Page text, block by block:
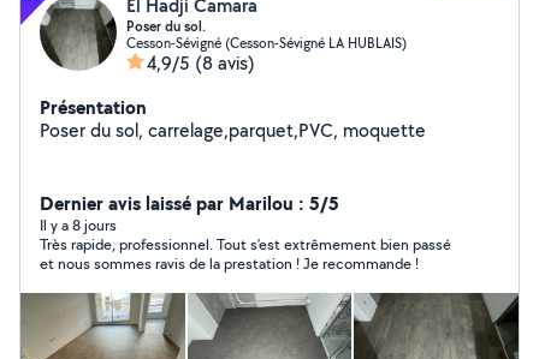
El Hadji Camara
Poser du sol.
Cesson-Sévigné (Cesson-Sévigné LA HUBLAIS)
4,9/5 (8 avis)
Présentation
Poser du sol, carrelage,parquet,PVC, moquette
Dernier avis laissé par Marilou : 5/5
Il y a 8 jours
Très rapide, professionnel. Tout s’est extrêmement bien passé
et nous sommes ravis de la prestation ! Je recommande !